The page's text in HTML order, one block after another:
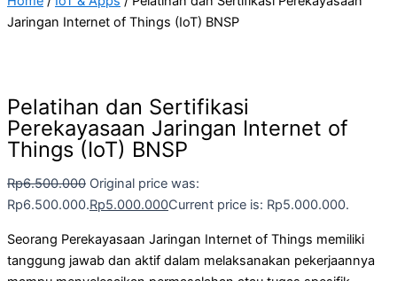
Jaringan Internet of Things (IoT) BNSP
Pelatihan dan Sertifikasi
Perekayasaan Jaringan Internet of
Things (IoT) BNSP
Rp6.500.000 Original price was:
Rp6.500.000.Rp5.000.000Current price is: Rp5.000.000.
Seorang Perekayasaan Jaringan Internet of Things memiliki
tanggung jawab dan aktif dalam melaksanakan pekerjaannya